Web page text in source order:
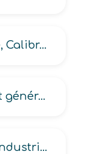
Calibreur en céramique, Calibreur sur machine en industrie céramique
Chargé d’enseignement général du second degré
Mesureur visiteur des industries textiles